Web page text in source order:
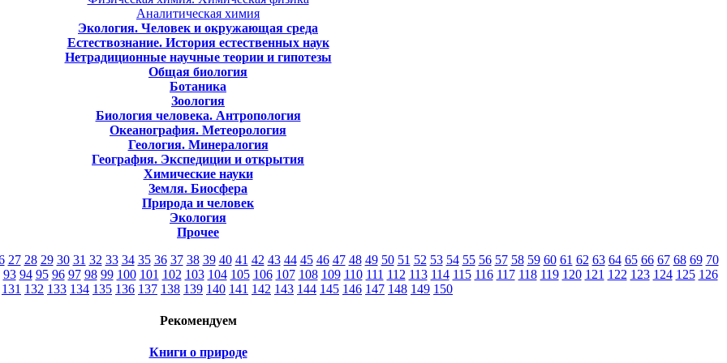
Аналитическая химия
Экология. Человек и окружающая среда
Естествознание. История естественных наук
Нетрадиционные научные теории и гипотезы
Общая биология
Ботаника
Зоология
Биология человека. Антропология
Океанография. Метеорология
Геология. Минералогия
География. Экспедиции и открытия
Химические науки
Земля. Биосфера
Природа и человек
Экология
Прочее
27 28 29 30 31 32 33 34 35 36 37 38 39 40 41 42 43 44 45 46 47 48 49 50 51 52 53 54 55 56 57 58 59 60 61 62 63 64 65 66 67 68 69 70
93 94 95 96 97 98 99 100 101 102 103 104 105 106 107 108 109 110 111 112 113 114 115 116 117 118 119 120 121 122 123 124 125 126
131 132 133 134 135 136 137 138 139 140 141 142 143 144 145 146 147 148 149 150
Рекомендуем
Книги о природе